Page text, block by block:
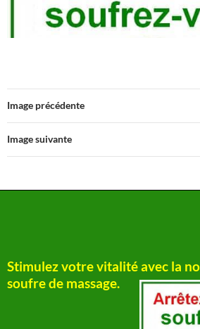
Image précédente
Image suivante
Stimulez votre vitalité avec la
soufre de massage.